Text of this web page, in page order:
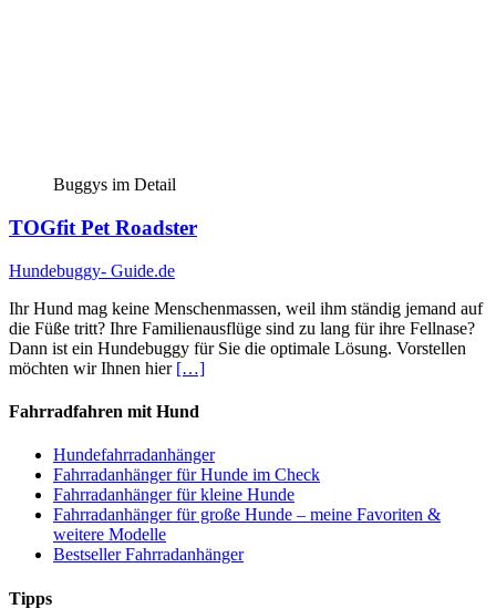
Buggys im Detail
TOGfit Pet Roadster
Hundebuggy- Guide.de
Ihr Hund mag keine Menschenmassen, weil ihm ständig jemand auf
die Füße tritt? Ihre Familienausflüge sind zu lang für ihre Fellnase?
Dann ist ein Hundebuggy für Sie die optimale Lösung. Vorstellen
möchten wir Ihnen hier […]
Fahrradfahren mit Hund
Hundefahrradanhänger
Fahrradanhänger für Hunde im Check
Fahrradanhänger für kleine Hunde
Fahrradanhänger für große Hunde – meine Favoriten &
weitere Modelle
Bestseller Fahrradanhänger
Tipps